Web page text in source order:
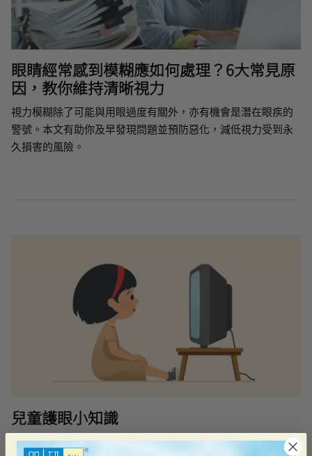
眼睛經常感到模糊應如何處理？6大常見原
因，教你維持清晰視力
視力模糊除了可能與用眼過度有關外，亦有機會是潛在眼疾的
警號。本文有助你及早發現問題並預防惡化，減低視力受到永
久損害的風險。
兒童護眼小知識
當孩子每天努力學習和玩耍時，眼睛長時間持續使用。因此，